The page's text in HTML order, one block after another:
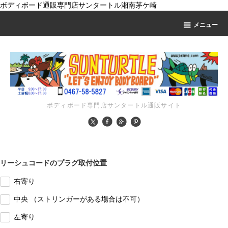
ボディボード通販専門店サンタートル湘南茅ケ崎
メニュー
ボディボード専門店サンタートル通販サイト
リーシュコードのプラグ取付位置
右寄り
中央 （ストリンガーがある場合は不可）
左寄り